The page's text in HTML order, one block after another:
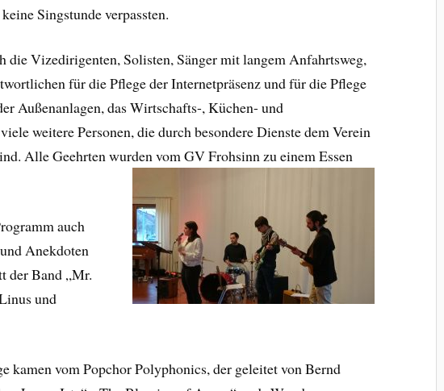
Singstunde verpassten.
die Vizedirigenten, Solisten, Sänger mit langem Anfahrtsweg,
für die Pflege der Internetpräsenz und für die Pflege
Außenanlagen, das Wirtschafts-, Küchen- und
weitere Personen, die durch besondere Dienste dem Verein
Alle Geehrten wurden vom GV Frohsinn zu einem Essen
auch
Anekdoten
der Band „Mr.
und
kamen vom Popchor Polyphonics, der geleitet von Bernd